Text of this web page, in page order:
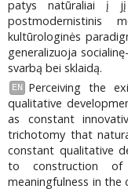
patys natūraliai į
postmodernistinis
kultūrologinės
generalizuoja
svarbą bei sklaidą.
EN
Perceiving the
qualitative
as constant
trichotomy that
constant qualitative
to construction of
meaningfulness in